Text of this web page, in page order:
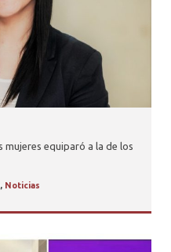
equiparó a la de los
, Noticias